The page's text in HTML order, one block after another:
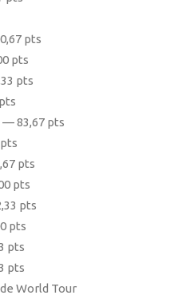
pts
pts
pts
— 83,67 pts
pts
pts
pts
pts
pts
pts
World Tour